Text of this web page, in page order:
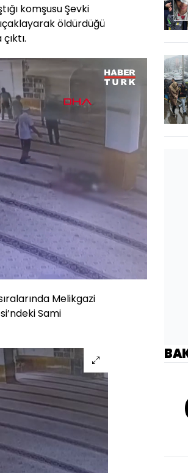
komşusu Şevki
öldürdüğü
Oynatma
Hızı
Melikgazi
Sami